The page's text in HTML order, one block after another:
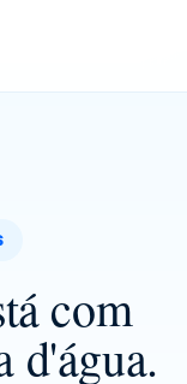
com
d'água.